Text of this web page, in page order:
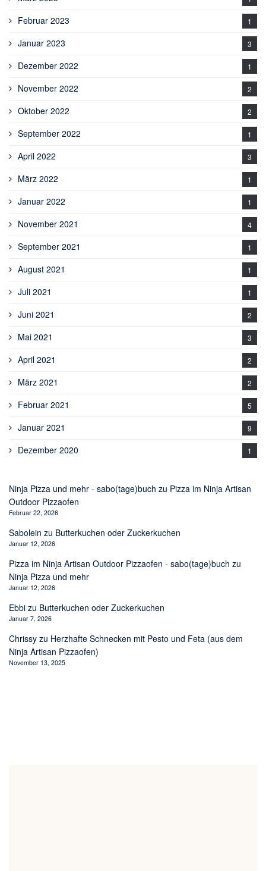
Februar 2023 1
Januar 2023 3
Dezember 2022 1
November 2022 2
Oktober 2022 2
September 2022 1
April 2022 3
März 2022 1
Januar 2022 1
November 2021 4
September 2021 1
August 2021 1
Juli 2021 1
Juni 2021 2
Mai 2021 3
April 2021 2
März 2021 2
Februar 2021 5
Januar 2021 9
Dezember 2020 1
Ninja Pizza und mehr - sabo(tage)buch zu Pizza im Ninja Artisan
Outdoor Pizzaofen
Februar 22, 2026
Sabolein zu Butterkuchen oder Zuckerkuchen
Januar 12, 2026
Pizza im Ninja Artisan Outdoor Pizzaofen - sabo(tage)buch zu
Ninja Pizza und mehr
Januar 12, 2026
Ebbi zu Butterkuchen oder Zuckerkuchen
Januar 7, 2026
Chrissy zu Herzhafte Schnecken mit Pesto und Feta (aus dem
Ninja Artisan Pizzaofen)
November 13, 2025